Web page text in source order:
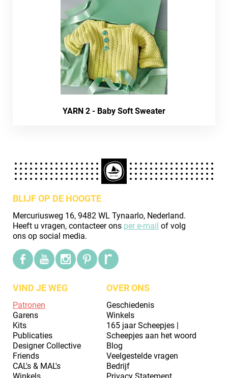
YARN 2 - Baby Soft Sweater
BLIJF OP DE HOOGTE
Mercuriusweg 16, 9482 WL Tynaarlo, Nederland.
Heeft u vragen, contacteer ons per e-mail of volg
ons op social media.
VIND JE WEG
Patronen
Garens
Kits
Publicaties
Designer Collective
Friends
CAL's & MAL's
OVER ONS
Geschiedenis
Winkels
165 jaar Scheepjes |
Scheepjes aan het woord
Blog
Veelgestelde vragen
Bedrijf